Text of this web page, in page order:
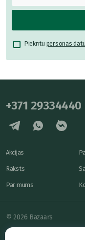
Piekrītu personas
+371 29334440
Akcijas
Raksts
Par mums
© 2026 Bazaars
Konfidencialitāte